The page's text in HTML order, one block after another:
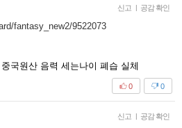
신고 | 공감 확인
fantasy_new2/9522073
국원산 음력 세는나이 폐습 실체
0
0
신고 | 공감 확인